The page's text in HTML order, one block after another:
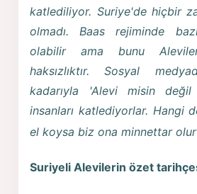
katlediliyor. Suriye'de hiçbir
olmadı. Baas rejiminde
olabilir ama bunu
haksızlıktır. Sosyal
kadarıyla 'Alevi misin
insanları katlediyorlar. Hangi
el koysa biz ona minnettar
Suriyeli Alevilerin özet